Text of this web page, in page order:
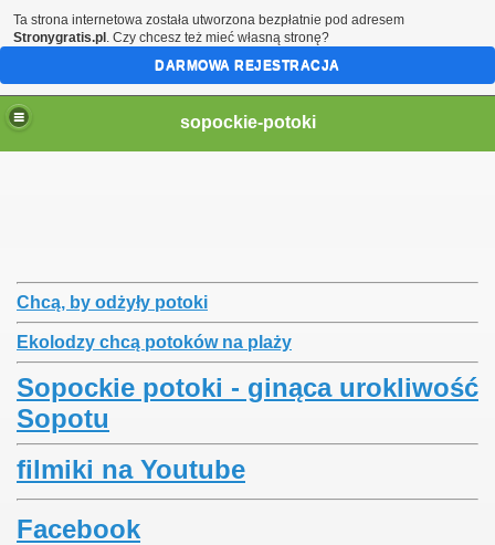
sopockie-potoki
Chcą, by odżyły potoki
Ekolodzy chcą potoków na plaży
Sopockie potoki - ginąca urokliwość
Sopotu
filmiki na Youtube
Facebook
Ta strona internetowa została utworzona bezpłatnie pod adresem
Stronygratis.pl . Czy chcesz też mieć własną stronę?
DARMOWA REJESTRACJA